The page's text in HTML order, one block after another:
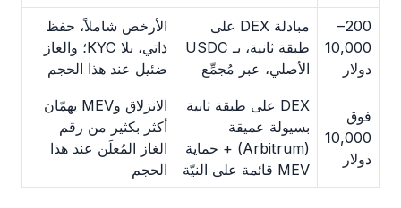
200–
10,000
دولار
مبادلة DEX على
طبقة ثانية، بـ USDC
الأصلي، عبر مُجمِّع
الأرخص شاملاً، حفظ
ذاتي، بلا KYC؛ والغاز
ضئيل عند هذا الحجم
فوق
10,000
دولار
DEX على طبقة ثانية
بسيولة عميقة
(Arbitrum) + حماية
MEV قائمة على النيّة
الانزلاق وMEV يهمّان
أكثر بكثير من رقم
الغاز المُعلَن عند هذا
الحجم